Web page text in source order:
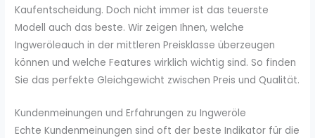
Kaufentscheidung. Doch nicht immer ist das teuerste
Modell auch das beste. Wir zeigen Ihnen, welche
Ingweröleauch in der mittleren Preisklasse überzeugen
können und welche Features wirklich wichtig sind. So finden
Sie das perfekte Gleichgewicht zwischen Preis und Qualität.
Kundenmeinungen und Erfahrungen zu Ingweröle
Echte Kundenmeinungen sind oft der beste Indikator für die